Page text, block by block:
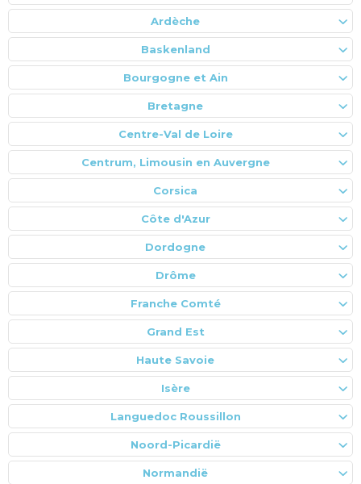
Ardèche
Baskenland
Bourgogne et Ain
Bretagne
Centre-Val de Loire
Centrum, Limousin en Auvergne
Corsica
Côte d'Azur
Dordogne
Drôme
Franche Comté
Grand Est
Haute Savoie
Isère
Languedoc Roussillon
Noord-Picardië
Normandië